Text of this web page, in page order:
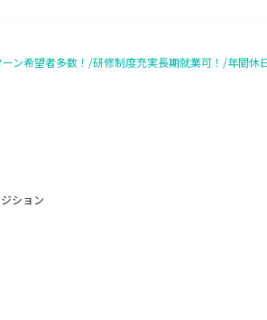
ン希望者多数！/研修制度充実長期就業可！/年間
ション